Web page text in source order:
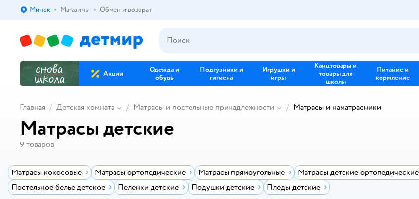
Выбор адреса доставки.
Минск Магазины Обмен и возврат
Акции
Одежда и
обувь
Подгузники и
гигиена
Игрушки и
игры
Канцтовары и
товары для
школы
Питание и
кормление
Главная Детская комната Матрасы и постельные принадлежности Матрасы и наматрасники
Матрасы детские
9 товаров
Матрасы кокосовые Матрасы ортопедические Матрасы прямоугольные Матрасы детские ортопедические
Постельное белье детское
Пеленки детские Подушки детские Пледы детские